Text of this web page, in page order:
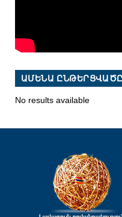
ԱՄԵՆԱ ԸՆԹԵՐՑՎԱԾԸ
No results available